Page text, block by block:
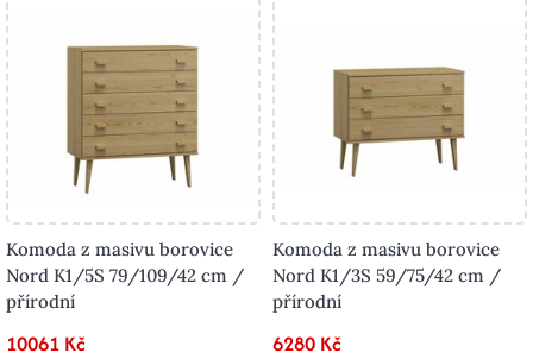
Komoda z masivu borovice
Nord K1/5S 79/109/42 cm /
přírodní
10061 Kč
Komoda z masivu borovice
Nord K1/3S 59/75/42 cm /
přírodní
6280 Kč